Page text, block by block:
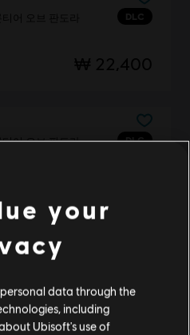
DLC
어 오브 판도라
₩ 22,400
DLC
어 오브 판도라
어 오브 판도라
타터 팩
₩ 29,900
your
data through the
including
Ubisoft's use of